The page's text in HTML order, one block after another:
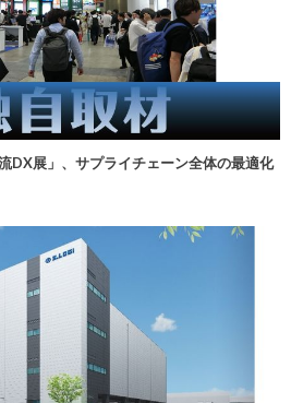
DX展」、サプライチェーン全体の最適化